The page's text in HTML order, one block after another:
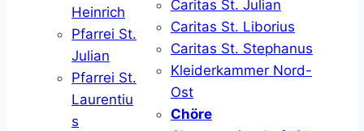
Heinrich
Pfarrei St.
Julian
Pfarrei St.
Laurentiu
s
Caritas St. Julian
Caritas St. Liborius
Caritas St. Stephanus
Kleiderkammer Nord-
Ost
Chöre